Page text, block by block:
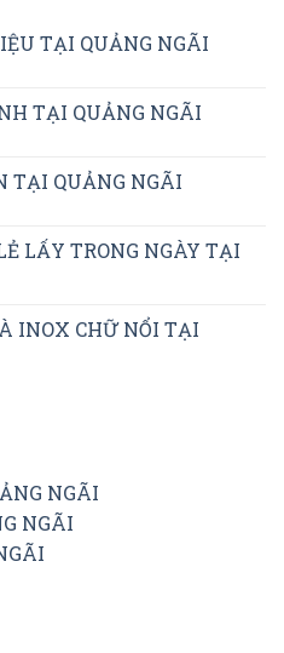
TẠI QUẢNG NGÃI
TẠI QUẢNG NGÃI
TẠI QUẢNG NGÃI
LẤY TRONG NGÀY TẠI
INOX CHỮ NỔI TẠI
NGÃI
NGÃI